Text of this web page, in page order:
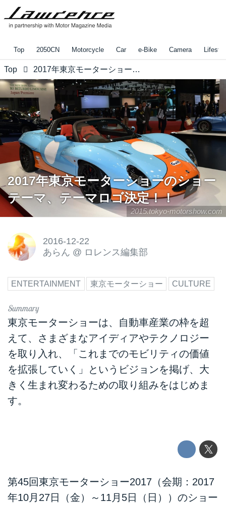
Top 2050CN Motorcycle Car e-Bike Camera
Top 2017年東京モーターショーのショーテーマ、テーマロゴ決定！！
2015.tokyo-motorshow.com
2017年東京モーターショーのショー
テーマ、テーマロゴ決定！！
2016-12-22
あらん @ ロレンス編集部
ENTERTAINMENT 東京モーターショー CULTURE
東京モーターショーは、自動車産業の枠を超
えて、さまざまなアイディアやテクノロジー
を取り入れ、「これまでのモビリティの価値
を拡張していく」というビジョンを掲げ、大
きく生まれ変わるための取り組みをはじめま
す。
第45回東京モーターショー2017（会期：2017
年10月27日（金）～11月5日（日））のショー